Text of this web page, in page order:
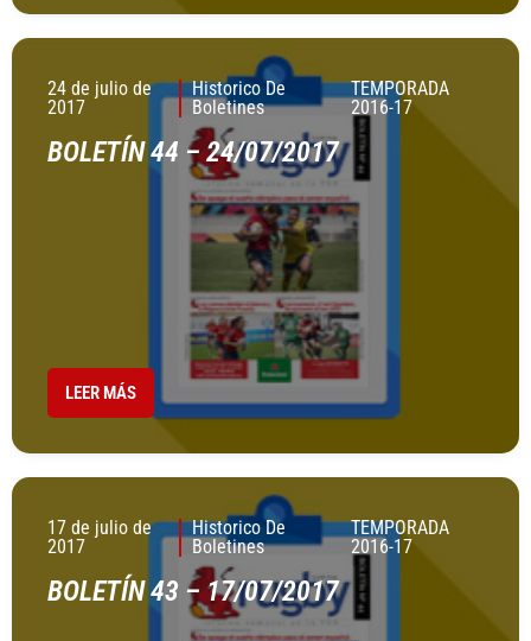
24 de julio de
2017
Historico De
Boletines
TEMPORADA
2016-17
BOLETÍN 44 – 24/07/2017
LEER MÁS
17 de julio de
2017
Historico De
Boletines
TEMPORADA
2016-17
BOLETÍN 43 – 17/07/2017